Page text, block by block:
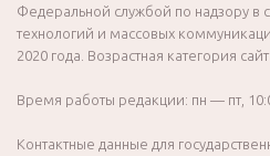
Федеральной службой по надзору
технологий и массовых
2020 года. Возрастная категория
Время работы редакции: пн — пт,
Контактные данные для